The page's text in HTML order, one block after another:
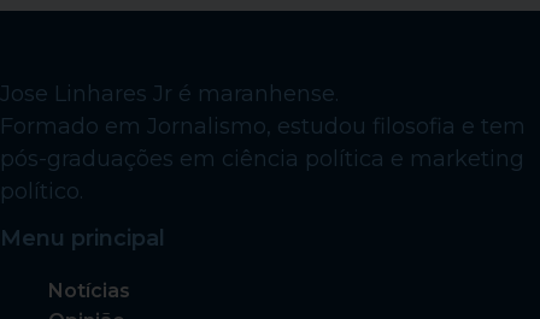
Jose Linhares Jr é maranhense.
Formado em Jornalismo, estudou filosofia e tem
pós-graduações em ciência política e marketing
político.
Menu principal
Notícias